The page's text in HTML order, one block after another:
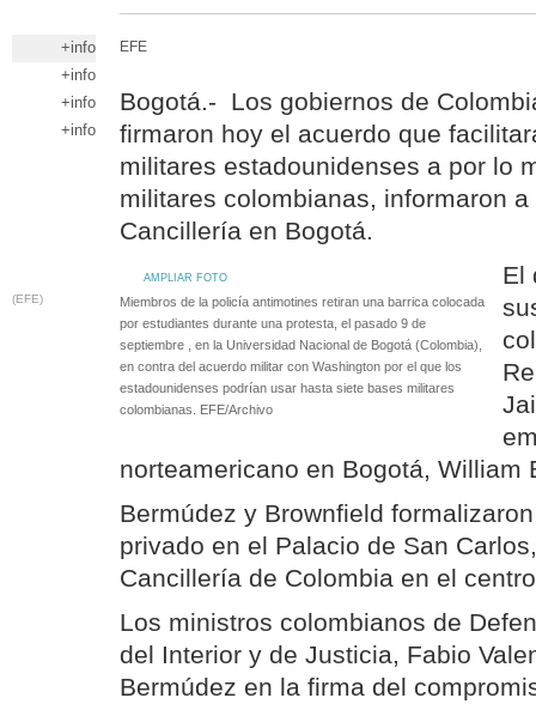
+info
+info
+info
+info
EFE
Bogotá.- Los gobiernos de
firmaron hoy el acuerdo que
militares estadounidenses a por lo
militares colombianas, informaron
Cancillería en Bogotá.
AMPLIAR FOTO
(EFE)
Miembros de la policía antimotines retiran una barrica colocada
por estudiantes durante una protesta, el pasado 9 de
septiembre , en la Universidad Nacional de Bogotá (Colombia),
en contra del acuerdo militar con Washington por el que los
estadounidenses podrían usar hasta siete bases militares
colombianas. EFE/Archivo
El
norteamericano en Bogotá, William
Bermúdez y Brownfield
privado en el Palacio de San
Cancillería de Colombia en el
Los ministros colombianos de
del Interior y de Justicia, Fabio
Bermúdez en la firma del